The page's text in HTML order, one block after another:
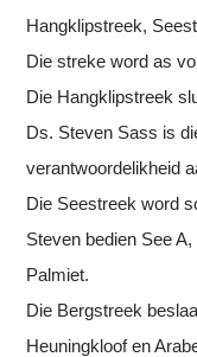
Hangklipstreek,
Die streke word as
Die Hangklipstreek
Ds. Steven Sass is
verantwoordelikheid
Die Seestreek word
Steven bedien See
Palmiet.
Die Bergstreek
Heuningkloof en